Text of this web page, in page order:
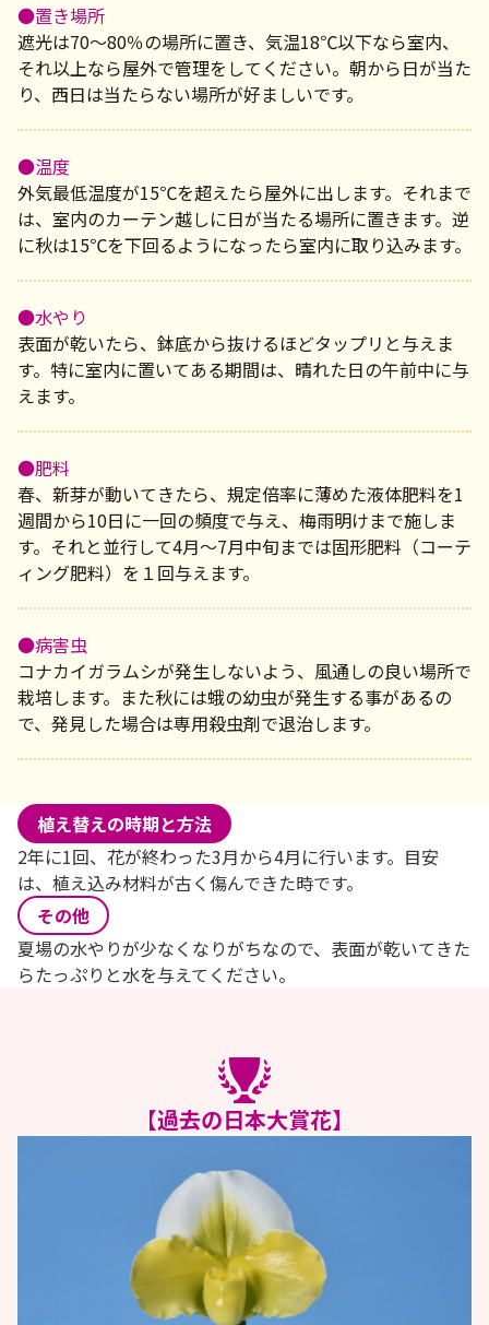
●置き場所
遮光は70～80％の場所に置き、気温18℃以下なら室内、
それ以上なら屋外で管理をしてください。朝から日が当た
り、西日は当たらない場所が好ましいです。
●温度
外気最低温度が15℃を超えたら屋外に出します。それまで
は、室内のカーテン越しに日が当たる場所に置きます。逆
に秋は15℃を下回るようになったら室内に取り込みます。
●水やり
表面が乾いたら、鉢底から抜けるほどタップリと与えま
す。特に室内に置いてある期間は、晴れた日の午前中に与
えます。
●肥料
春、新芽が動いてきたら、規定倍率に薄めた液体肥料を1
週間から10日に一回の頻度で与え、梅雨明けまで施しま
す。それと並行して4月～7月中旬までは固形肥料（コーテ
ィング肥料）を１回与えます。
●病害虫
コナカイガラムシが発生しないよう、風通しの良い場所で
栽培します。また秋には蛾の幼虫が発生する事があるの
で、発見した場合は専用殺虫剤で退治します。
植え替えの時期と方法
2年に1回、花が終わった3月から4月に行います。目安
は、植え込み材料が古く傷んできた時です。
その他
夏場の水やりが少なくなりがちなので、表面が乾いてきた
らたっぷりと水を与えてください。
【過去の日本大賞花】